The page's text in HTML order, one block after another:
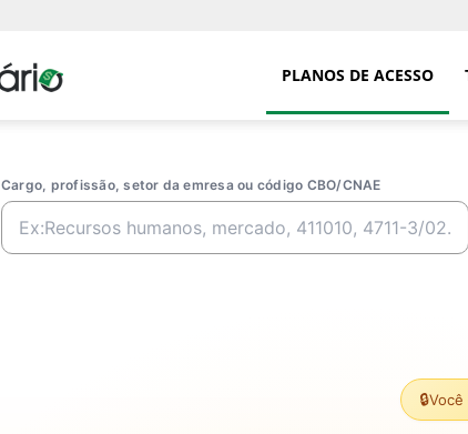
Portal PLANOS DE ACESSO
Cargo, profissão, setor da emresa ou código CBO/CNAE
🔒Você